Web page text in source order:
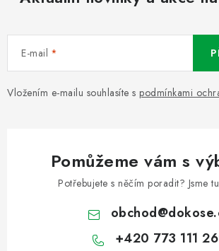
E-mail
Vložením e-mailu souhlasíte s podmínkami
Pomůžeme vám s
Potřebujete s něčím poradit? Jsme
obchod@
+420 773 111